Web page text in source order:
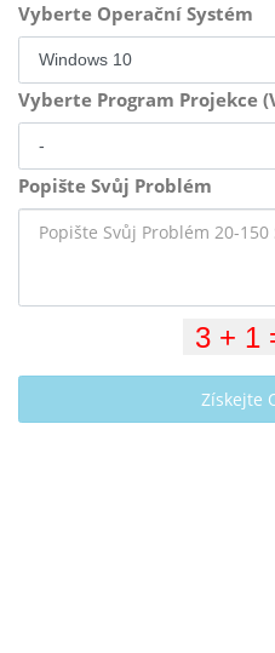
Vyberte Operační Systém
Vyberte Program Projekce
Popište Svůj Problém
Získejte